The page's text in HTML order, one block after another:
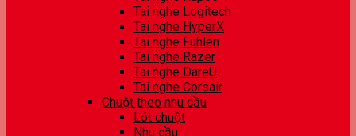
Tai nghe Logitech
Tai nghe HyperX
Tai nghe Fuhlen
Tai nghe Razer
Tai nghe DareU
Tai nghe Corsair
Chuột theo nhu cầu
Lót chuột
Nhu cầu